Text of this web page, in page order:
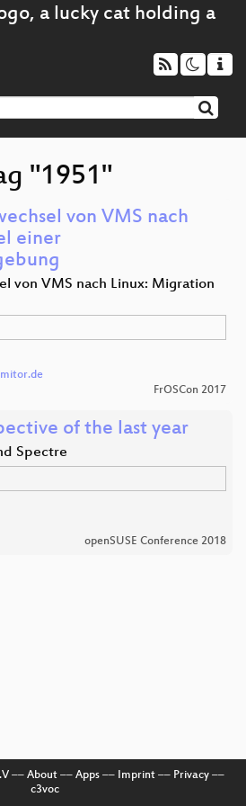
"1951"
von VMS nach
einer
von VMS nach Linux: Migration
FrOSCon 2017
of the last year
Spectre
openSUSE Conference 2018
–– About–– Apps–– Imprint–– Privacy––
c3voc